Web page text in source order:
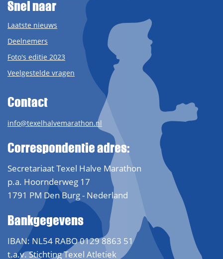
Snel naar
Laatste nieuws
Deelnemers
Foto's editie 2023
Veelgestelde vragen
Contact
info@texelhalvemarathon.nl
Correspondentie adres:
Secretariaat Texel Halve Marathon
p.a. Hoornderweg 17
1791 PM Den Burg - Nederland
Bankgegevens
IBAN: NL54 RABO 0129 8863 51
t.a.v. Stichting Texel Atletiek